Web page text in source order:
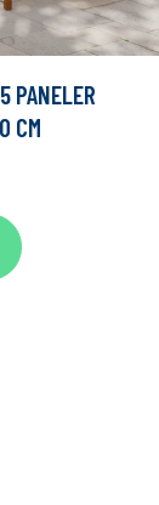
PANELER
CM